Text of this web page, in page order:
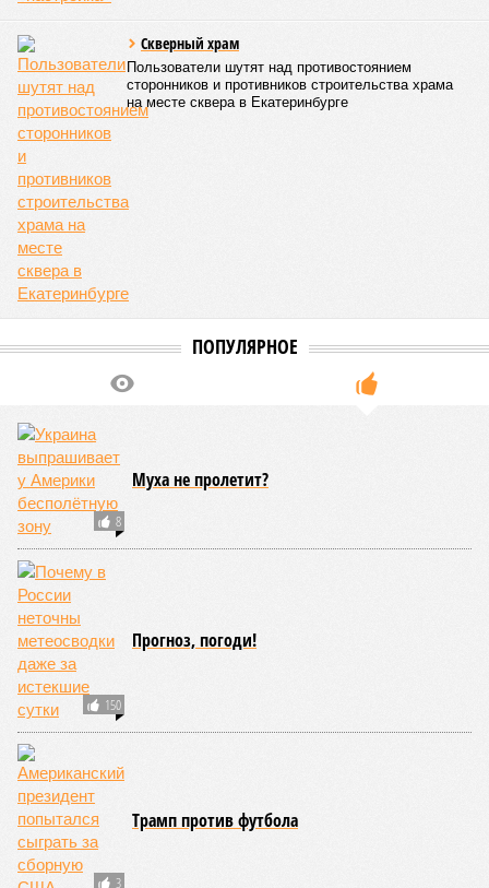
естественным считается вкладываться в закавказскую
«железку» тогда, когда на российских железных дорогах не
тольконе решенынынешние проблемы, но и постоянно
возникаютновые? Даст ли здесь свой комментарий
Белозёров?
Гарник Туманян, политолог
– Вероятно, в случае разрыва концессии Пашинян со
своими европейскими партнёрами могут
инициировать новый проект на территории Армении
подобно трамповскому TRIPP, где будет создана
доходы от эксплуатации путей будут делиться плюс-
минус в таком же соотношении, как с американцами
(74% – Вашингтону, 26% – Еревану).
Мирослава Регинская, публицист
– Довольно вероятным представляется вариант
развития событий, при котором после ухода РЖД
железные дороги Армении быстро обретут другого
спонсора. Вряд ли Пашинян стал бы провоцировать
РЖД совсем без гарантий. В сущности, это очередной
и привычный уже «слив» России бывшими союзниками.
Потерянные нами сателлиты ищут и обретают
новых хозяев, и никакая благодарность или даже
подаренная от щедрот Российского государства
значительная выгода их в этом не могут остановить.
Юрий Баранчик, политолог
– Понятно, почему Пашинян хочет отжать актив
РЖД – в отместку за закрытие российских рынков. Ну
и вообще, чтобы ничего российского в стране не
осталось. Вместе с тем, если маленький Пашинян
отожмёт актив большой РЖД в маленькой Армении,
то о какой результативной внешней политике России
можно будет говорить в принципе?